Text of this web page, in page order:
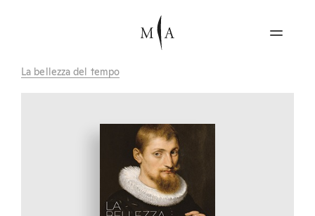
La bellezza del tempo